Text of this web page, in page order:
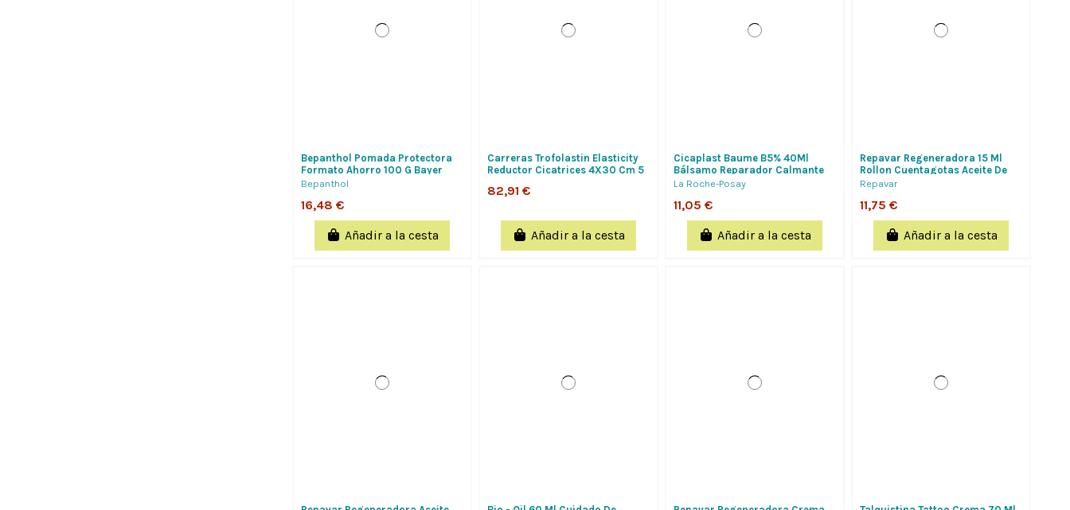
Bepanthol Pomada Protectora
Formato Ahorro 100 G Bayer
Hispania
Bepanthol
16,48 €
Añadir a la cesta
Carreras Trofolastin Elasticity
Reductor Cicatrices 4X30 Cm 5
82,91 €
Añadir a la cesta
Cicaplast Baume B5% 40Ml
Bálsamo Reparador Calmante
Irritaciones Bebes, Niños,
La Roche-Posay
11,05 €
Añadir a la cesta
Repavar Regeneradora 15 Ml
Rollon Cuentagotas Aceite De
Rosa Mosqueta
Repavar
11,75 €
Añadir a la cesta